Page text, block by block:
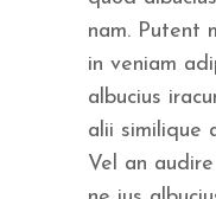
nam. Putent
in veniam
albucius
alii similique
Vel an